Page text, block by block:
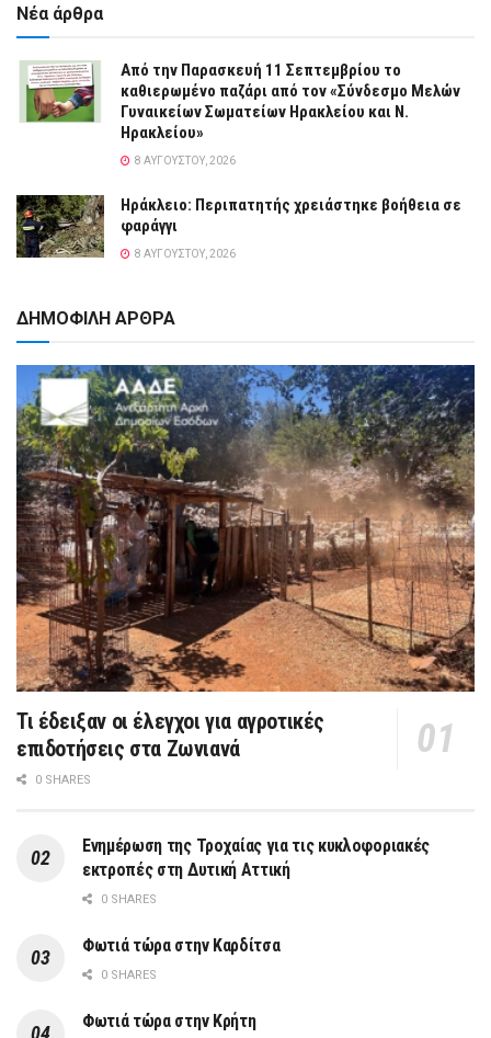
Νέα άρθρα
Από την Παρασκευή 11 Σεπτεμβρίου το
καθιερωμένο παζάρι από τον «Σύνδεσμο Μελών
Γυναικείων Σωματείων Ηρακλείου και Ν.
Ηρακλείου»
8 ΑΥΓΟΎΣΤΟΥ, 2026
Ηράκλειο: Περιπατητής χρειάστηκε βοήθεια σε
φαράγγι
8 ΑΥΓΟΎΣΤΟΥ, 2026
ΔΗΜΟΦΙΛΗ ΑΡΘΡΑ
Τι έδειξαν οι έλεγχοι για αγροτικές
επιδοτήσεις στα Ζωνιανά
0 SHARES
Ενημέρωση της Τροχαίας για τις κυκλοφοριακές
εκτροπές στη Δυτική Αττική
0 SHARES
Φωτιά τώρα στην Καρδίτσα
0 SHARES
Φωτιά τώρα στην Κρήτη